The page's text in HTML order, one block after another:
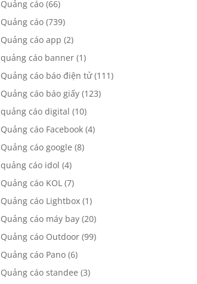
Quảng cáo (66)
Quảng cáo (739)
Quảng cáo app (2)
quảng cáo banner (1)
Quảng cáo báo điện tử(111)
Quảng cáo báo giấy (123)
quảng cáo digital (10)
Quảng cáo Facebook (4)
Quảng cáo google (8)
quảng cáo idol (4)
Quảng cáo KOL (7)
Quảng cáo Lightbox (1)
Quảng cáo máy bay (20)
Quảng cáo Outdoor (99)
Quảng cáo Pano (6)
Quảng cáo standee (3)